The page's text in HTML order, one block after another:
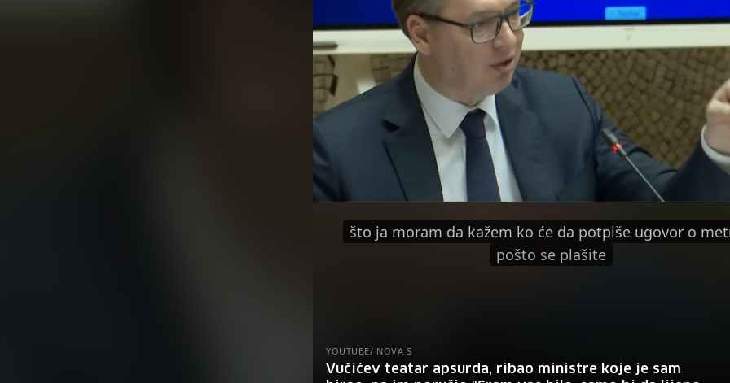
što ja moram da kažem ko će da potpiše ugovor o
pošto se plašite
YOUTUBE/ NOVA S
Vučićev teatar apsurda, ribao ministre koje je sam